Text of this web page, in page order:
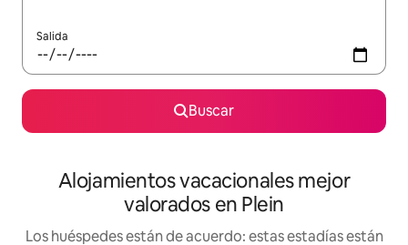
Salida
Buscar
Alojamientos vacacionales mejor
valorados en Plein
Los huéspedes están de acuerdo: estas estadías están